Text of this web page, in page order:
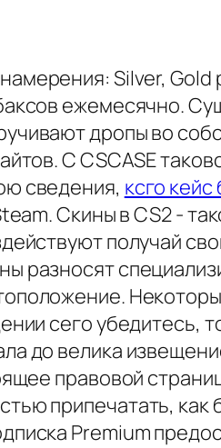
Silver,
ежемесячно.
дропы во
С CSCASE
сведения, ксго
Скины в CS2 -
получай
разносят
сего
до велика
правовой
припечатать,
Premium